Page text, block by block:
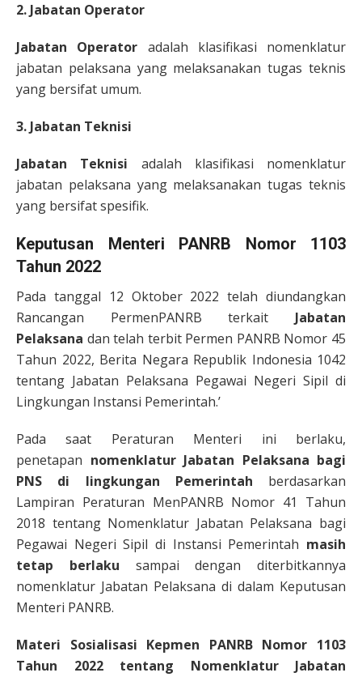
2. Jabatan Operator
Jabatan Operator adalah klasifikasi nomenklatur
jabatan pelaksana yang melaksanakan tugas teknis
yang bersifat umum.
3. Jabatan Teknisi
Jabatan Teknisi adalah klasifikasi nomenklatur
jabatan pelaksana yang melaksanakan tugas teknis
yang bersifat spesifik.
Keputusan Menteri PANRB Nomor 1103
Tahun 2022
Pada tanggal 12 Oktober 2022 telah diundangkan
Rancangan PermenPANRB terkait Jabatan
Pelaksana dan telah terbit Permen PANRB Nomor 45
Tahun 2022, Berita Negara Republik Indonesia 1042
tentang Jabatan Pelaksana Pegawai Negeri Sipil di
Lingkungan Instansi Pemerintah.’
Pada saat Peraturan Menteri ini berlaku,
penetapan nomenklatur Jabatan Pelaksana bagi
PNS di lingkungan Pemerintah berdasarkan
Lampiran Peraturan MenPANRB Nomor 41 Tahun
2018 tentang Nomenklatur Jabatan Pelaksana bagi
Pegawai Negeri Sipil di Instansi Pemerintah masih
tetap berlaku sampai dengan diterbitkannya
nomenklatur Jabatan Pelaksana di dalam Keputusan
Menteri PANRB.
Materi Sosialisasi Kepmen PANRB Nomor 1103
Tahun 2022 tentang Nomenklatur Jabatan